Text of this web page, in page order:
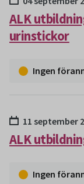
ALK
urinstickor
Ingen
ALK
Datum:11 september
Ingen